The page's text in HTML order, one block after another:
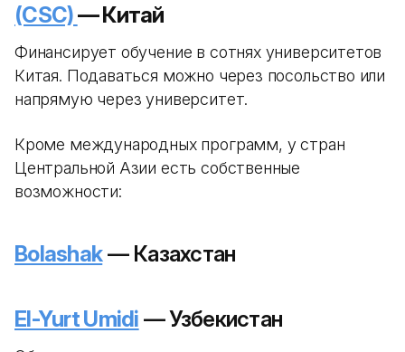
(CSC)— Китай
Финансирует обучение в сотнях университетов
Китая. Подаваться можно через посольство или
напрямую через университет.
Кроме международных программ, у стран
Центральной Азии есть собственные
возможности:
Bolashak— Казахстан
El-Yurt Umidi — Узбекистан